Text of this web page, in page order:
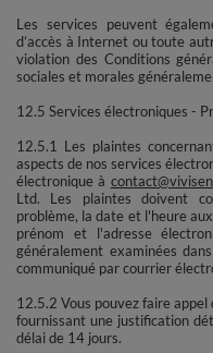
Les services peuvent
d’accès à Internet ou toute
violation des Conditions
sociales et morales
12.5 Services électroniques -
12.5.1 Les plaintes
aspects de nos services
électronique à
Ltd. Les plaintes doivent
problème, la date et l'heure
prénom et l'adresse
généralement examinées
communiqué par courrier
12.5.2 Vous pouvez faire appel
fournissant une justification
délai de 14 jours.